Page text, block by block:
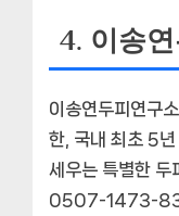
4. 이송
이송연두피연구
한, 국내 최초 5
세우는 특별한 두
0507-1473-